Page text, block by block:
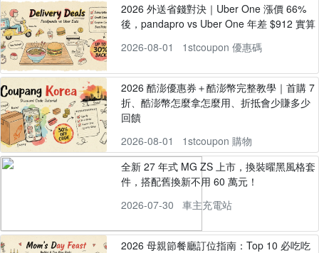
2026 外送省錢對決｜Uber One 漲價 66%
後，pandapro vs Uber One 年差 $912 實算
2026-08-01
1stcoupon 優惠碼
2026 酷澎優惠券＋酷澎幣完整教學｜首購 7
折、酷澎幣怎麼拿怎麼用、折抵會少賺多少
回饋
2026-08-01
1stcoupon 購物
全新 27 年式 MG ZS 上市，換裝曜黑風格套
件，搭配舊換新不用 60 萬元！
2026-07-30
車主充電站
2026 母親節餐廳訂位指南：Top 10 必吃吃